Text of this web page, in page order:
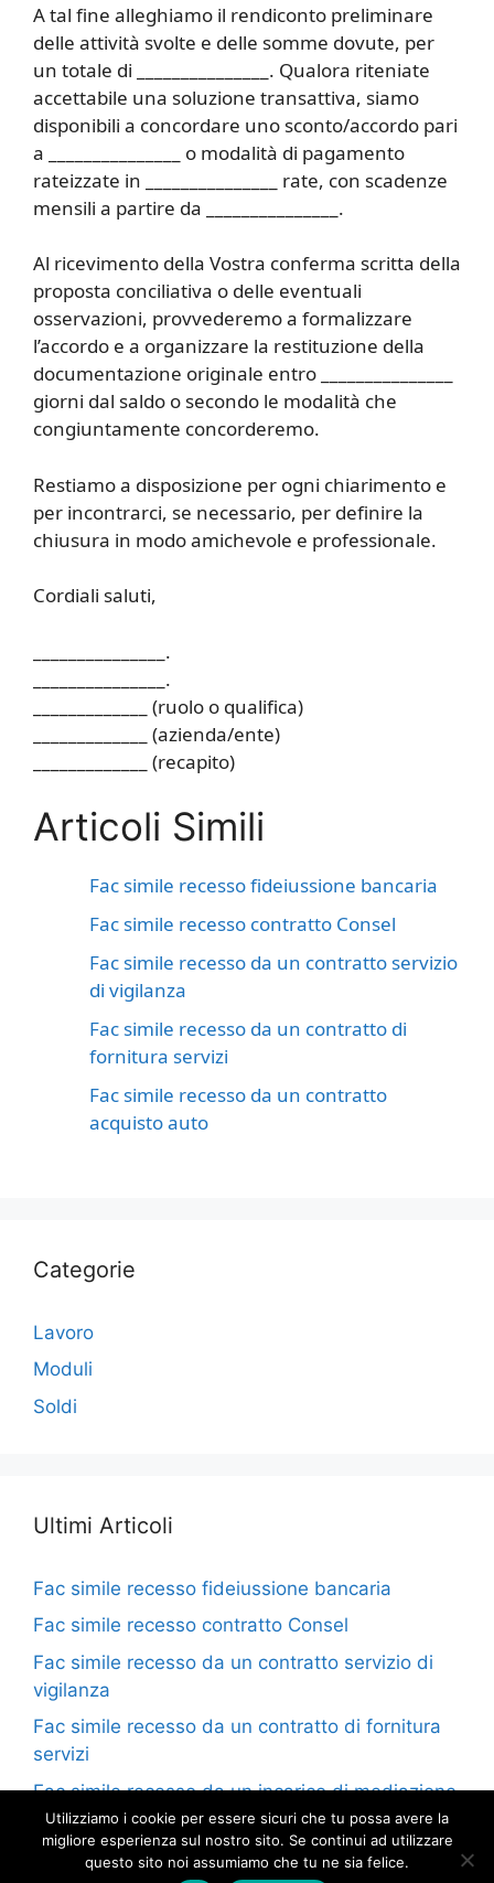
A tal fine alleghiamo il rendiconto preliminare
delle attività svolte e delle somme dovute, per
un totale di _______________. Qualora riteniate
accettabile una soluzione transattiva, siamo
disponibili a concordare uno sconto/accordo pari
a _______________ o modalità di pagamento
rateizzate in _______________ rate, con scadenze
mensili a partire da _______________.
Al ricevimento della Vostra conferma scritta della
proposta conciliativa o delle eventuali
osservazioni, provvederemo a formalizzare
l’accordo e a organizzare la restituzione della
documentazione originale entro _______________
giorni dal saldo o secondo le modalità che
congiuntamente concorderemo.
Restiamo a disposizione per ogni chiarimento e
per incontrarci, se necessario, per definire la
chiusura in modo amichevole e professionale.
Cordiali saluti,
_______________.
_______________.
_____________ (ruolo o qualifica)
_____________ (azienda/ente)
_____________ (recapito)
Articoli Simili
Fac simile recesso fideiussione bancaria​
Fac simile recesso contratto Consel​
Fac simile recesso da un contratto servizio
di vigilanza​
Fac simile recesso da un contratto di
fornitura servizi​
Fac simile recesso da un contratto
acquisto auto​
Categorie
Lavoro
Moduli
Soldi
Ultimi Articoli
Fac simile recesso fideiussione bancaria​
Fac simile recesso contratto Consel​
Fac simile recesso da un contratto servizio di
vigilanza​
Fac simile recesso da un contratto di fornitura
servizi​
Fac simile recesso da un incarico di mediazione​
Utilizziamo i cookie per essere sicuri che tu possa avere la
migliore esperienza sul nostro sito. Se continui ad utilizzare
questo sito noi assumiamo che tu ne sia felice.